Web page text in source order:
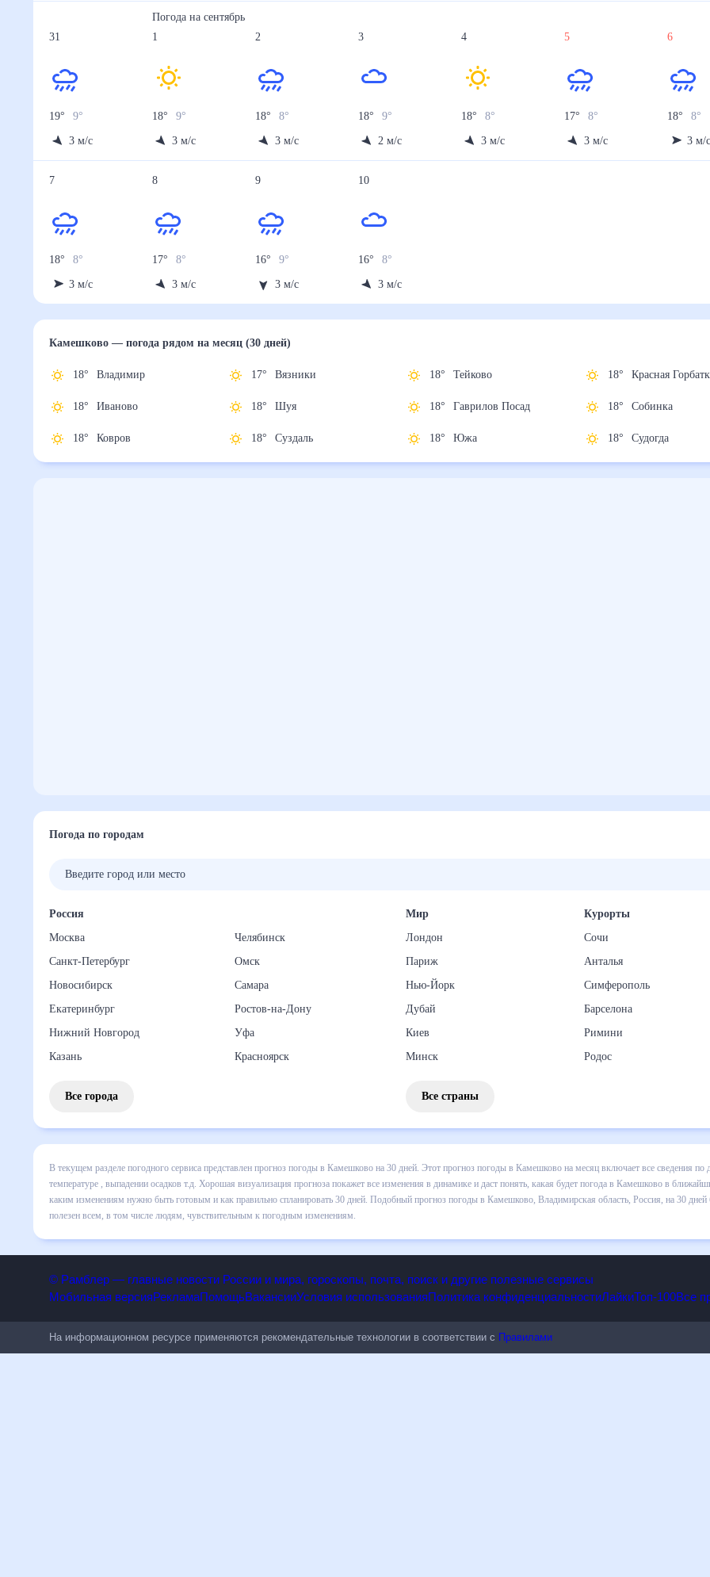
31
19° 9°
3 м/с
Погода насентябрь
1
18° 9°
3 м/с
2
18° 8°
3 м/с
3
18° 9°
2 м/с
4
18° 8°
3 м/с
5
17° 8°
3 м/с
6
18° 8°
3 м/
7
18° 8°
3 м/с
8
17° 8°
3 м/с
9
16° 9°
3 м/с
10
16° 8°
3 м/с
Камешково— погода рядомна месяц (30 дней)
18° Владимир
18° Иваново
18° Ковров
17° Вязники
18° Шуя
18° Суздаль
18° Тейково
18° Гаврилов Посад
18° Южа
18° Красная
18° Собинка
18° Судогда
Погода по городам
Россия
Москва
Санкт-Петербург
Новосибирск
Екатеринбург
Нижний Новгород
Казань
Челябинск
Омск
Самара
Ростов-на-Дону
Уфа
Красноярск
Все города
Мир
Лондон
Париж
Нью-Йорк
Дубай
Киев
Минск
Курорты
Сочи
Анталья
Симферополь
Барселона
Римини
Родос
Все страны
В текущем разделе погодного сервиса представлен прогноз погоды в Камешково на 30 дней. Этот прогноз погоды в
включает все сведения по дневной температуре , выпадении осадков т.д. Хорошая визуализация прогноза покажет все
динамике и даст понять, какая будет погода в Камешково в ближайший месяц, к каким изменениям нужно быть готовым и как
спланировать 30 дней. Подобный прогноз погоды в Камешково, Владимирская область, Россия, на 30 дней будет полезен всем,
© Рамблер — главные новости России и мира, гороскопы, почта, поиск и другие полезные сервисы
На информационном ресурсе применяются рекомендательные технологии в соответствии сПравилами